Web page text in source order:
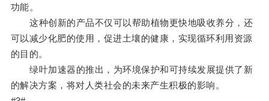
功能。
这种创新的产品不仅可以帮助植物更快地吸收养分，还
可以减少化肥的使用，促进土壤的健康，实现循环利用资源
的目的。
绿叶加速器的推出，为环境保护和可持续发展提供了新
的解决方案，将对人类社会的未来产生积极的影响。